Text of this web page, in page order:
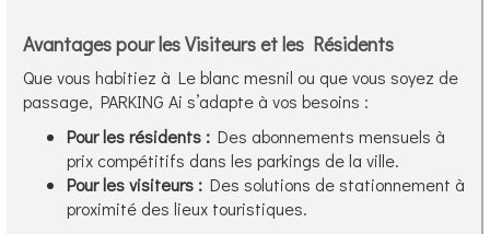
Avantages pour les Visiteurs et les Résidents
Que vous habitiez à Le blanc mesnil ou que vous soyez de
passage, PARKING Ai s’adapte à vos besoins :
Pour les résidents : Des abonnements mensuels à
prix compétitifs dans les parkings de la ville.
Pour les visiteurs : Des solutions de stationnement à
proximité des lieux touristiques.